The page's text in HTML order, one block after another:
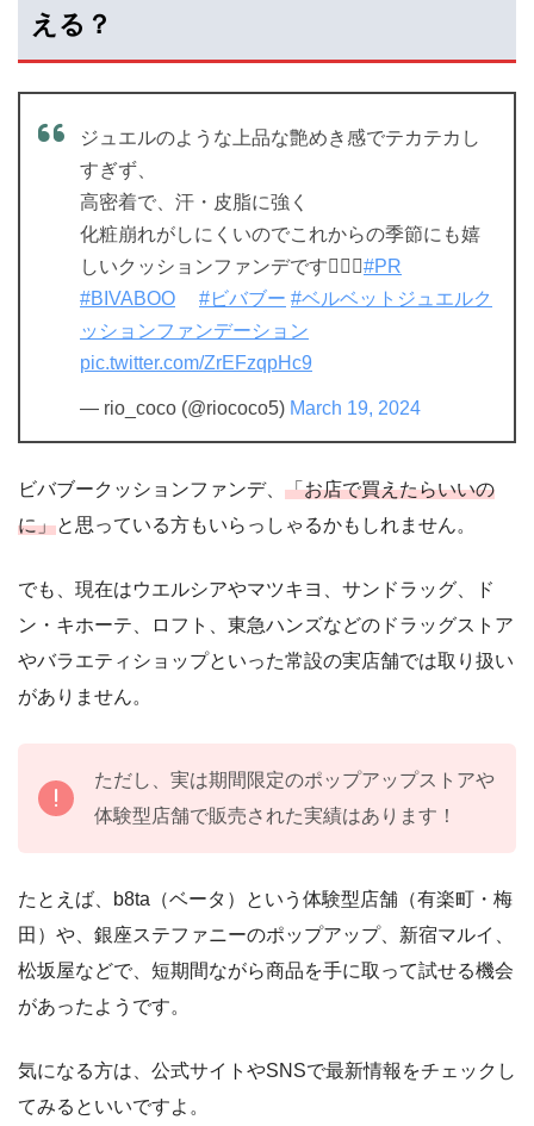
える？
ジュエルのような上品な艶めき感でテカテカし
すぎず、
高密着で、汗・皮脂に強く
化粧崩れがしにくいのでこれからの季節にも嬉
しいクッションファンデです👍🏻💗#PR
#BIVABOO
#ビバブー #ベルベットジュエルク
ッションファンデーション
pic.twitter.com/ZrEFzqpHc9
— rio_coco (@riococo5) March 19, 2024
ビバブークッションファンデ、 「お店で買えたらいいの
に」と思っている方もいらっしゃるかもしれません。
でも、現在はウエルシアやマツキヨ、サンドラッグ、ド
ン・キホーテ、ロフト、東急ハンズなどのドラッグストア
やバラエティショップといった常設の実店舗では取り扱い
がありません。
ただし、実は期間限定のポップアップストアや
体験型店舗で販売された実績はあります！
たとえば、b8ta（ベータ）という体験型店舗（有楽町・梅
田）や、銀座ステファニーのポップアップ、新宿マルイ、
松坂屋などで、短期間ながら商品を手に取って試せる機会
があったようです。
気になる方は、公式サイトやSNSで最新情報をチェックし
てみるといいですよ。